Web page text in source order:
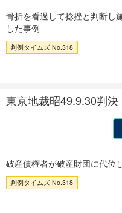
骨折を看過して捻挫と判断し
した事例
判例タイムズ No.318
東京地裁昭49.9.30判決
破産債権者が破産財団に代位
判例タイムズ No.318